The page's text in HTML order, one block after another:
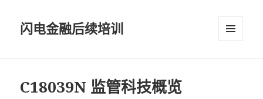
闪电金融后续培训
C18039N 监管科技概览